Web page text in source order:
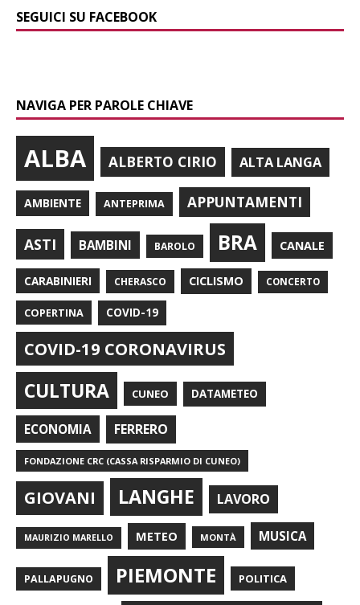
SEGUICI SU FACEBOOK
NAVIGA PER PAROLE CHIAVE
ALBA ALBERTO CIRIO ALTA LANGA
AMBIENTE ANTEPRIMA APPUNTAMENTI
ASTI BAMBINI BAROLO BRA CANALE
CARABINIERI CHERASCO CICLISMO CONCERTO
COPERTINA COVID-19
COVID-19 CORONAVIRUS
CULTURA CUNEO DATAMETEO
ECONOMIA FERRERO
FONDAZIONE CRC (CASSA RISPARMIO DI CUNEO)
GIOVANI LANGHE LAVORO
MAURIZIO MARELLO METEO MONTÀ MUSICA
PALLAPUGNO PIEMONTE POLITICA